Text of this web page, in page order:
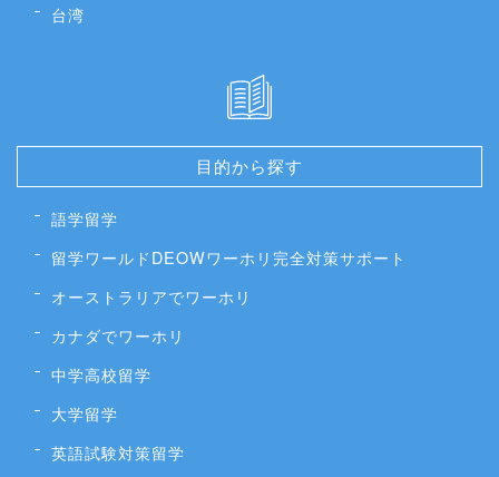
台湾
目的から探す
語学留学
留学ワールドDEOWワーホリ完全対策サポート
オーストラリアでワーホリ
カナダでワーホリ
中学高校留学
大学留学
英語試験対策留学